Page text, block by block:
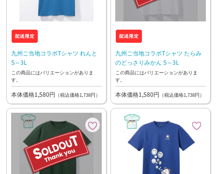
九州ご当地コラボTシャツ れんと
S～3L
この商品にはバリエーションがありま
す。
本体価格1,580円 （税込価格1,738円）
九州ご当地コラボTシャツ たらみ
のどっさりみかん S～3L
この商品にはバリエーションがありま
す。
本体価格1,580円 （税込価格1,738円）